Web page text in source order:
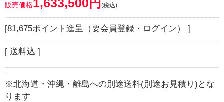
販売価格1,633,500円 (税込)
[81,675ポイント進呈（要会員登録・ログイン） ]
[ 送料込 ]
※北海道・沖縄・離島への別途送料(別途お見積り)とな
ります